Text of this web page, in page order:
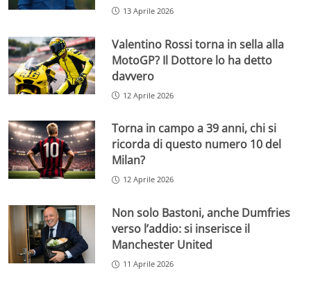
13 Aprile 2026
Valentino Rossi torna in sella alla
MotoGP? Il Dottore lo ha detto
davvero
12 Aprile 2026
Torna in campo a 39 anni, chi si
ricorda di questo numero 10 del
Milan?
12 Aprile 2026
Non solo Bastoni, anche Dumfries
verso l’addio: si inserisce il
Manchester United
11 Aprile 2026